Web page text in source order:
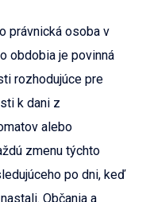
právnická osoba v
obdobia je povinná
rozhodujúce pre
k dani z
alebo
zmenu týchto
po dni, keď
Občania a